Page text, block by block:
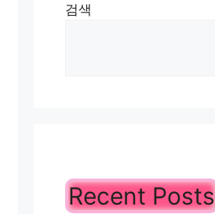
검색
Recent Posts